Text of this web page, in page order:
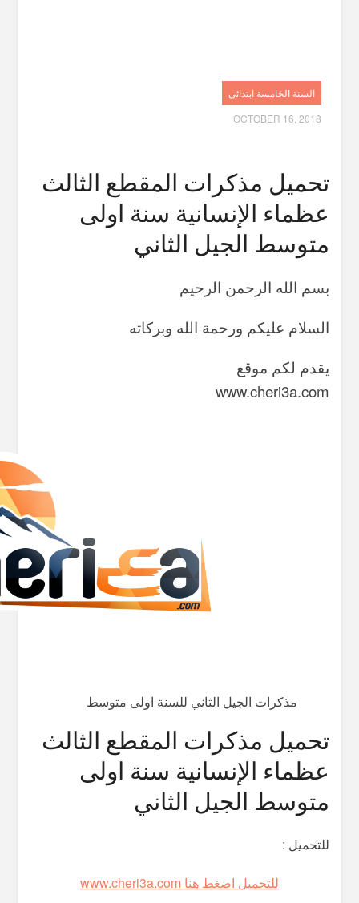
السنة الخامسة ابتدائي
OCTOBER 16, 2018
تحميل مذكرات المقطع الثالث
عظماء الإنسانية سنة اولى
متوسط الجيل الثاني
بسم الله الرحمن الرحيم
السلام عليكم ورحمة الله وبركاته
يقدم لكم موقع
www.cheri3a.com
مذكرات الجيل الثاني للسنة اولى متوسط
تحميل مذكرات المقطع الثالث
عظماء الإنسانية سنة اولى
متوسط الجيل الثاني
للتحميل :
للتحميل اضغط هنا www.cheri3a.com